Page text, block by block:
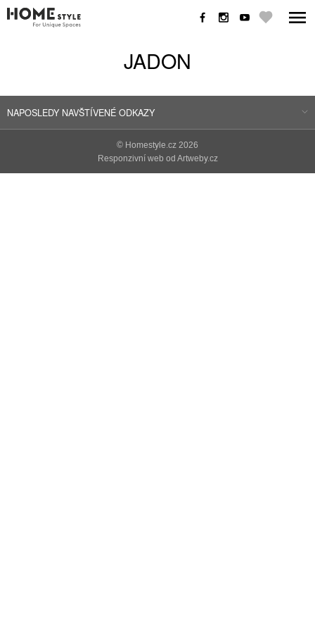
JADON
NAPOSLEDY NAVŠTÍVENÉ ODKAZY
© Homestyle.cz 2026
Responzivní web od Artweby.cz